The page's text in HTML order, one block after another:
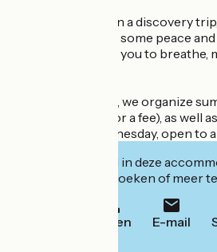
Whether you're on a discovery
simply looking for some peace
Vosgienne invites you to breathe,
From time to time, we organize
sports courses (for a fee), as well
outing every Wednesday, open to
Geïnteresseerd in deze
website om te boeken of meer
Bellen E-mail